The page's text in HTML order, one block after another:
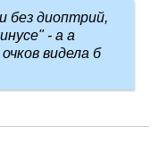
без диоптрий,
- а а
видела б